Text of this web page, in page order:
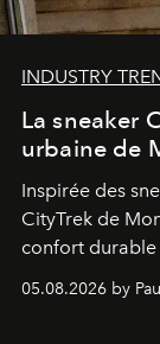
INDUSTRY
La sneaker
urbaine de
Inspirée des
CityTrek de
confort
accompagner
05.08.2026 by